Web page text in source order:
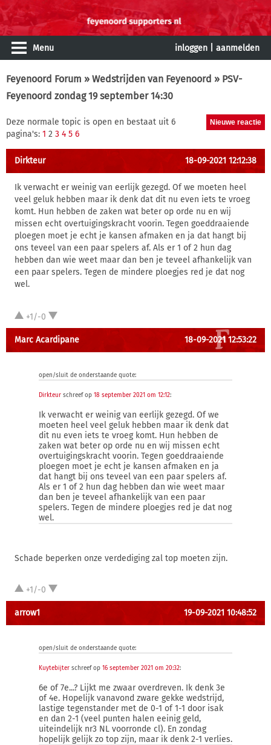
Menu inloggen aanmelden
Feyenoord Forum » Wedstrijden van Feyenoord » PSV-
Feyenoord zondag 19 september 14:30
Deze normale topic is open en bestaat uit 6
pagina's: 1 2 3 4 5 6
Dirkteur 18-09-2021 12:12:38
Ik verwacht er weinig van eerlijk gezegd. Of we moeten heel
veel geluk hebben maar ik denk dat dit nu even iets te vroeg
komt. Hun hebben de zaken wat beter op orde nu en wij
missen echt overtuigingskracht voorin. Tegen goeddraaiende
ploegen moet je echt je kansen afmaken en ja dat hangt bij
ons teveel van een paar spelers af. Als er 1 of 2 hun dag
hebben dan wie weet maar dan ben je teveel afhankelijk van
een paar spelers. Tegen de mindere ploegjes red je dat nog
wel.
+1/-0
Marc Acardipane 18-09-2021 12:53:22
open/sluit de onderstaande quote:
Dirkteur schreef op 18 september 2021 om 12:12:
Ik verwacht er weinig van eerlijk gezegd. Of we
moeten heel veel geluk hebben maar ik denk dat
dit nu even iets te vroeg komt. Hun hebben de
zaken wat beter op orde nu en wij missen echt
overtuigingskracht voorin. Tegen goeddraaiende
ploegen moet je echt je kansen afmaken en ja
dat hangt bij ons teveel van een paar spelers af.
Als er 1 of 2 hun dag hebben dan wie weet maar
dan ben je teveel afhankelijk van een paar
spelers. Tegen de mindere ploegjes red je dat nog
wel.
Schade beperken onze verdediging zal top moeten zijn.
+1/-0
arrow1 19-09-2021 10:48:52
open/sluit de onderstaande quote:
Kuytebijter schreef op 16 september 2021 om 20:32:
6e of 7e...? Lijkt me zwaar overdreven. Ik denk 3e
of 4e. Hopelijk vanavond zware gekke wedstrijd,
lastige tegenstander met de 0-1 of 1-1 door isak
en dan 2-1 (veel punten halen eeinig geld,
uiteindelijk nr3 NL voorronde cl). En zondag
hopelijk gelijk zo top zijn, maar ik denk 2-1 verlies.